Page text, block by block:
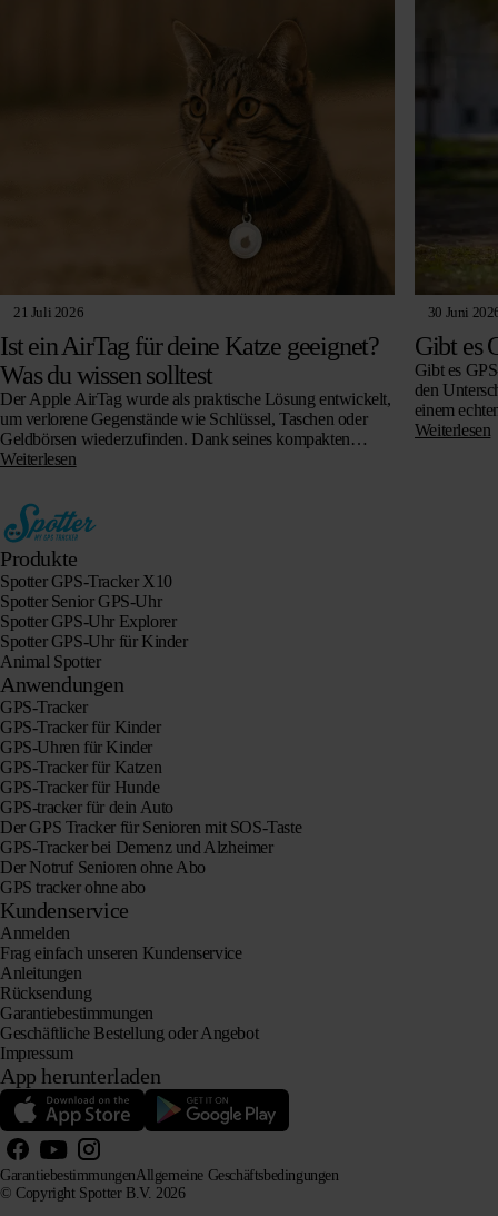
21 Juli 2026
Ist ein AirTag für deine Katze geeignet?
Was du wissen solltest
Der Apple AirTag wurde als praktische Lösung entwickelt,
um verlorene Gegenstände wie Schlüssel, Taschen oder
Geldbörsen wiederzufinden. Dank seines kompakten
Designs und der benutzerfreundlichen Technologie ist der
Weiterlesen
30 Juni
Gibt es
Gibt es
den
einem
Katzen
Weiterlesen
Produkte
Spotter GPS-Tracker X10
Spotter Senior GPS-Uhr
Spotter GPS-Uhr Explorer
Spotter GPS-Uhr für Kinder
Animal Spotter
Anwendungen
GPS-Tracker
GPS-Tracker für Kinder
GPS-Uhren für Kinder
GPS-Tracker für Katzen
GPS-Tracker für Hunde
GPS-tracker für dein Auto
Der GPS Tracker für Senioren mit SOS-Taste
GPS-Tracker bei Demenz und Alzheimer
Der Notruf Senioren ohne Abo
GPS tracker ohne abo
Kundenservice
Anmelden
Frag einfach unseren Kundenservice
Anleitungen
Rücksendung
Garantiebestimmungen
Geschäftliche Bestellung oder Angebot
Impressum
App herunterladen
© Copyright Spotter B.V. 2026
GarantiebestimmungenAllgemeine Geschäftsbedingungen